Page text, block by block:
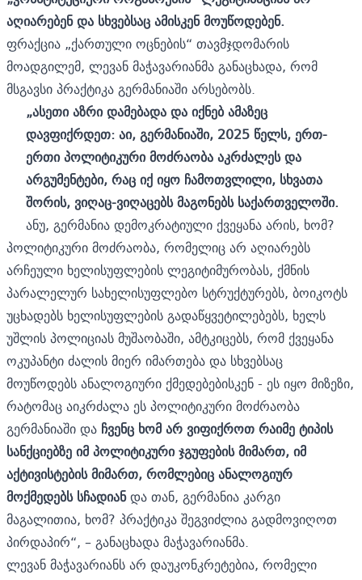
აღიარებენ და სხვებსაც ამისკენ მოუწოდებენ.
ფრაქცია „ქართული ოცნების“ თავმჯდომარის
მოადგილემ, ლევან მაჭავარიანმა განაცხადა, რომ
მსგავსი პრაქტიკა გერმანიაში არსებობს.
„ასეთი აზრი დამებადა და იქნებ ამაზეც
დავფიქრდეთ: აი, გერმანიაში, 2025 წელს, ერთ-
ერთი პოლიტიკური მოძრაობა აკრძალეს და
არგუმენტები, რაც იქ იყო ჩამოთვლილი, სხვათა
შორის, ვიღაც-ვიღაცებს მაგონებს საქართველოში.
ანუ, გერმანია დემოკრატიული ქვეყანა არის, ხომ?
პოლიტიკური მოძრაობა, რომელიც არ აღიარებს
არჩეული ხელისუფლების ლეგიტიმურობას, ქმნის
პარალელურ სახელისუფლებო სტრუქტურებს, ბოიკოტს
უცხადებს ხელისუფლების გადაწყვეტილებებს, ხელს
უშლის პოლიციას მუშაობაში, ამტკიცებს, რომ ქვეყანა
ოკუპანტი ძალის მიერ იმართება და სხვებსაც
მოუწოდებს ანალოგიური ქმედებებისკენ - ეს იყო მიზეზი,
რატომაც აიკრძალა ეს პოლიტიკური მოძრაობა
გერმანიაში და ჩვენც ხომ არ ვიფიქროთ რაიმე ტიპის
სანქციებზე იმ პოლიტიკური ჯგუფების მიმართ, იმ
აქტივისტების მიმართ, რომლებიც ანალოგიურ
მოქმედებს სჩადიანდა თან, გერმანია კარგი
მაგალითია, ხომ? პრაქტიკა შეგვიძლია გადმოვიღოთ
პირდაპირ“, – განაცხადა მაჭავარიანმა.
ლევან მაჭავარიანს არ დაუკონკრეტებია, რომელი